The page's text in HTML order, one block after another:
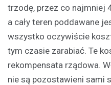
trzodę, przez co najmniej
a cały teren poddawane
wszystko oczywiście
tym czasie zarabiać. Te
rekompensata rządowa.
nie są pozostawieni sami